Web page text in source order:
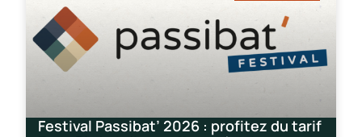
Festival Passibat’ 2026 : profitez du tarif